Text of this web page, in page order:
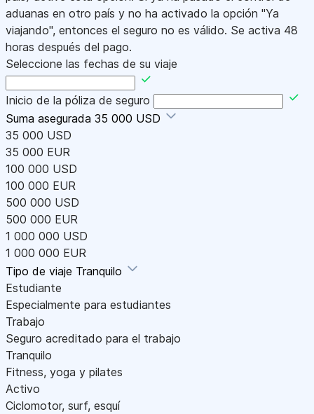
aduanas en otro país y no ha activado la opción "Ya
viajando", entonces el seguro no es válido. Se activa 48
horas después del pago.
Seleccione las fechas de su viaje
Inicio de la póliza de seguro
Suma asegurada 35 000 USD
35 000 USD
35 000 EUR
100 000 USD
100 000 EUR
500 000 USD
500 000 EUR
1 000 000 USD
1 000 000 EUR
Tipo de viaje Tranquilo
Estudiante
Especialmente para estudiantes
Trabajo
Seguro acreditado para el trabajo
Tranquilo
Fitness, yoga y pilates
Activo
Ciclomotor, surf, esquí